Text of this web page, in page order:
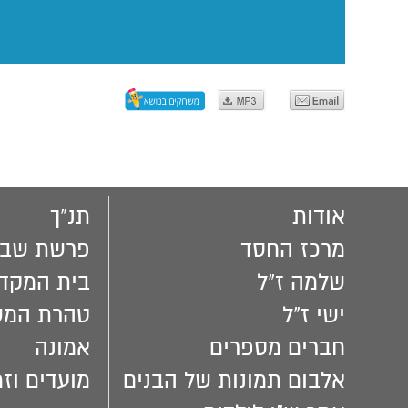
אודות
מרכז החסד
שלמה ז"ל
ישי ז"ל
חברים מספרים
אלבום תמונות של הבנים
תנ"ך
פרשת
בית
טהרת
אמונה
מועדים